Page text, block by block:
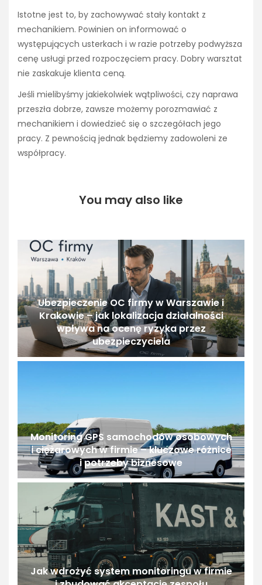
Istotne jest to, by zachowywać stały kontakt z
mechanikiem. Powinien on informować o
występujących usterkach i w razie potrzeby podwyższa
cenę usługi przed rozpoczęciem pracy. Dobry warsztat
nie zaskakuje klienta ceną.
Jeśli mielibyśmy jakiekolwiek wątpliwości, czy naprawa
przeszła dobrze, zawsze możemy porozmawiać z
mechanikiem i dowiedzieć się o szczegółach jego
pracy. Z pewnością jednak będziemy zadowoleni ze
współpracy.
You may also like
Ubezpieczenie OC firmy w Warszawie i
Krakowie – jak lokalizacja działalności
wpływa na ocenę ryzyka przez
ubezpieczyciela
Monitoring GPS samochodów osobowych
i ciężarowych w firmie – kluczowe różnice
i potrzeby biznesowe
Jak wdrożyć system monitoringu w firmie